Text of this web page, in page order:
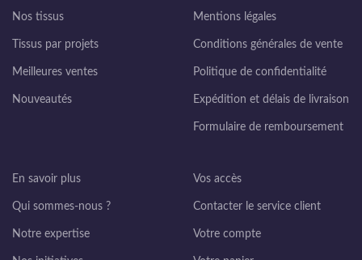
Nos tissus
Tissus par projets
Meilleures ventes
Nouveautés
Mentions légales
Conditions générales de vente
Politique de confidentialité
Expédition et délais de livraison
Formulaire de remboursement
En savoir plus
Qui sommes-nous ?
Notre expertise
Vos accès
Contacter le service client
Votre compte